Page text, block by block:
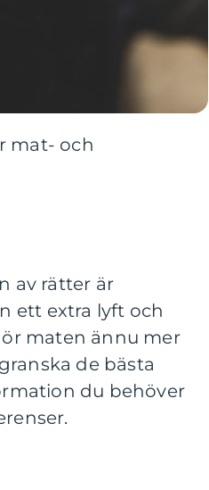
mat- och
av rätter är
ett extra lyft och
maten ännu mer
de bästa
du behöver